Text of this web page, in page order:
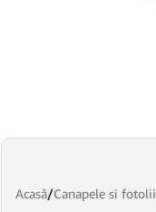
Acasă/Canapele si fotolii